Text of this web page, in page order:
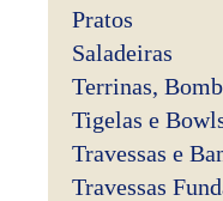
Pratos
Saladeiras
Terrinas,
Tigelas e
Travessas e
Travessas